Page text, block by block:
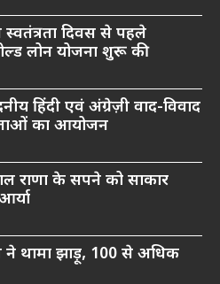
दिवस से पहले
लोन योजना शुरू की
हिंदी एवं अंग्रेज़ी वाद-विवाद
का आयोजन
राणा के सपने को साकार
ने थामा झाड़ू, 100 से अधिक